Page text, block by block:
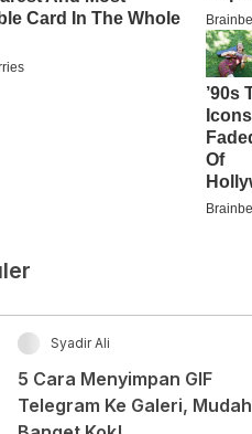
Syadir Ali
5 Cara Menyimpan GIF
Telegram Ke Galeri, Mudah